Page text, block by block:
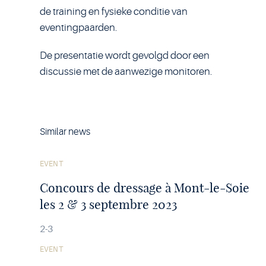
de training en fysieke conditie van
eventingpaarden.
De presentatie wordt gevolgd door een
discussie met de aanwezige monitoren.
Similar news
See
article
Concours de dressage à Mont-le-Soie
les 2 & 3 septembre 2023
EVENT
2-3
See
EVENT